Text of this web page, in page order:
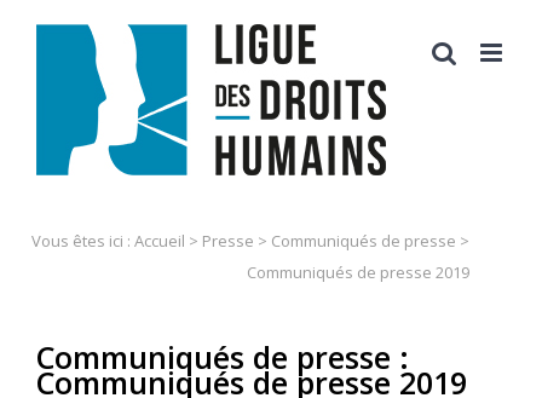
Vous êtes ici : Accueil > Presse > Communiqués de presse >
Communiqués de presse 2019
Communiqués de presse :
Communiqués de presse 2019